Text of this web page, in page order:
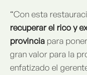
“Con esta
recuperar el rico y
provincia para
gran valor para la
enfatizado el